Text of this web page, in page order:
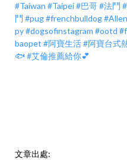
#Taiwan #Taipei#巴哥#法鬥
鬥 #pug#frenchbulldog
py#dogsofinstagram #ootd
baopet #阿寶生活#阿寶台式
🐟#艾倫推薦給你💕
文章出處: